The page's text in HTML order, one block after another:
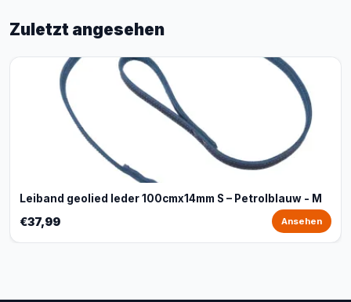
Zuletzt angesehen
Leiband geolied leder 100cmx14mm S – Petrolblauw - M
€37,99 Ansehen